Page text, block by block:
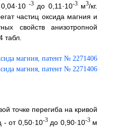
-3до 0,11·10-3м3/кг.
частиц оксида магния и
свойств анизотропной
табл.
точке перегиба на кривой
от 0,50·10-3до 0,90·10-3м